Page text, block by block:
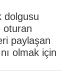
dolgusu
oturan
paylaşan
olmak için